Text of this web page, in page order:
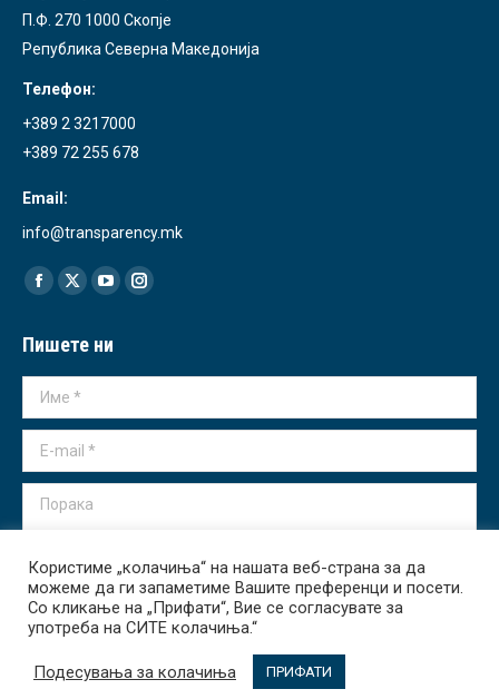
П.Ф. 270 1000 Скопје
Република Северна Македонија
Телефон:
+389 2 3217000
+389 72 255 678
Email:
info@transparency.mk
Find us on:
Facebook
opens
in
new
X
opens
in
YouTube
opens
in
Instagram
in
Пишете ни
Име *
E-mail *
Порака
Испрати
Користиме „колачиња“ на нашата веб-страна за да
можеме да ги запаметиме Вашите преференци и посети.
Со кликање на „Прифати“, Вие се согласувате за
употреба на СИТЕ колачиња.“
Подесувања за колачиња ПРИФАТИ